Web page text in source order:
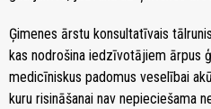
Ģimenes ārstu konsultatīvais
kas nodrošina iedzīvotājiem ārpus
medicīniskus padomus veselībai
kuru risināšanai nav nepieciešama